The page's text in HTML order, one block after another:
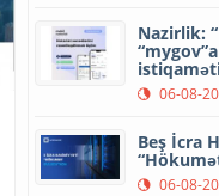
Nazirlik:
06-08-
Beş İcra
06-08-